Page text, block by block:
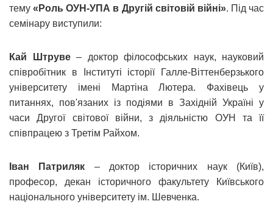
тему« Роль ОУН-УПА в Другій світовій війні». Під час
семінару виступили:
Кай Штруве – доктор філософських наук, науковий
співробітник в Інституті історії Галле-Віттенберзького
університету імені Мартіна Лютера. Фахівець у
питаннях, пов'язаних із подіями в Західній Україні у
часи Другої світової війни, з діяльністю ОУН та її
співпрацею з Третім Райхом.
Іван Патриляк – доктор історичних наук (Київ),
професор, декан історичного факультету Київського
національного університету ім. Шевченка.